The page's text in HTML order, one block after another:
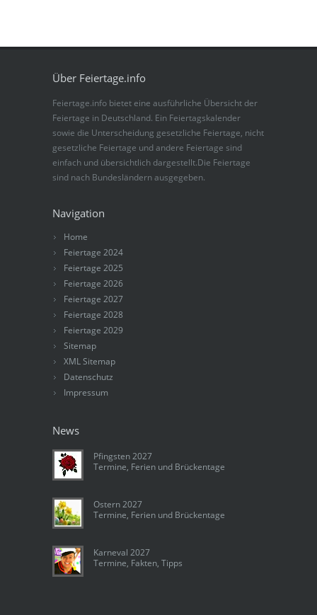
Über Feiertage.info
Feiertage.info bietet eine ausführliche Übersicht der
Feiertage in Deutschland. Ein Feiertagskalender
sowie die Unterscheidung gesetzliche Feiertage, nicht
gesetzliche Feiertage und andere Feiertage sind
einfach und übersichtlich dargestellt.Die Feiertage
sind nach Bundesländern ausgegeben.
Navigation
Home
Feiertage 2024
Feiertage 2025
Feiertage 2026
Feiertage 2027
Feiertage 2028
Feiertage 2029
Sitemap
XML Sitemap
Datenschutz
Impressum
News
Pfingsten 2027
Termine, Ferien und Brückentage
Ostern 2027
Termine, Ferien und Brückentage
Karneval 2027
Termine, Fakten, Tipps